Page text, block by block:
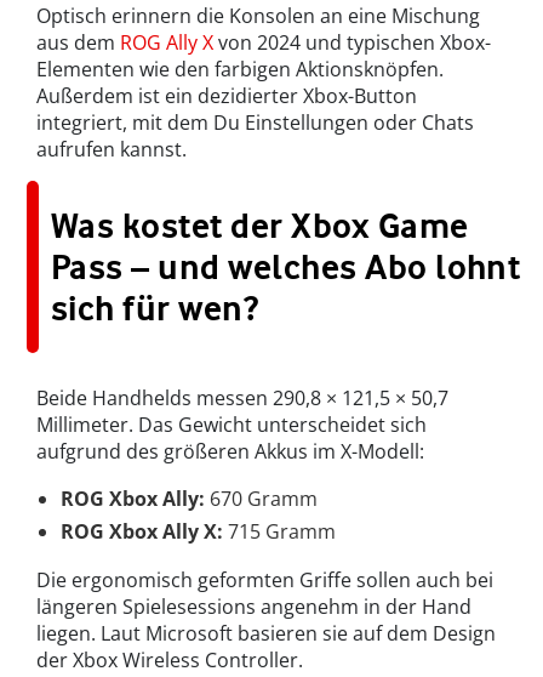
Optisch erinnern die Konsolen an eine Mischung
aus dem ROG Ally Xvon 2024 und typischen Xbox-
Elementen wie den farbigen Aktionsknöpfen.
Außerdem ist ein dezidierter Xbox-Button
integriert, mit dem Du Einstellungen oder Chats
aufrufen kannst.
Was kostet der Xbox Game
Pass – und welches Abo lohnt
sich für wen?
Beide Handhelds messen 290,8 × 121,5 × 50,7
Millimeter. Das Gewicht unterscheidet sich
aufgrund des größeren Akkus im X-Modell:
ROG Xbox Ally: 670 Gramm
ROG Xbox Ally X: 715 Gramm
Die ergonomisch geformten Griffe sollen auch bei
längeren Spielesessions angenehm in der Hand
liegen. Laut Microsoft basieren sie auf dem Design
der Xbox Wireless Controller.